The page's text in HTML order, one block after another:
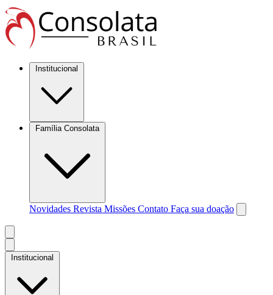
Institucional
Família Consolata
Novidades Revista Missões Contato Faça sua doação
Institucional